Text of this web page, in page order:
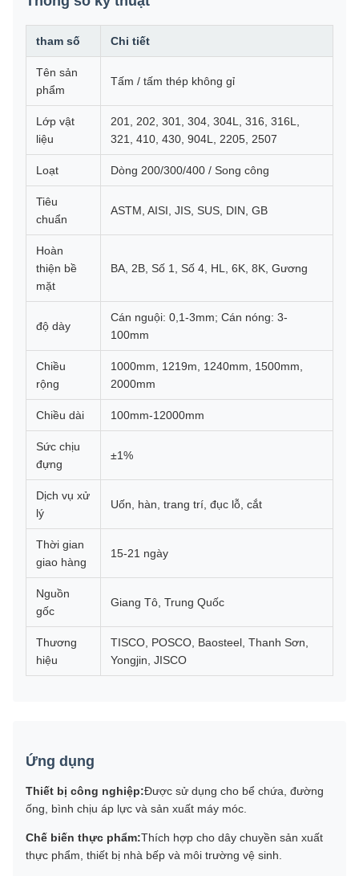
tham số Chi tiết
Tên sản
phẩm
Tấm / tấm thép không gỉ
Lớp vật
liệu
201, 202, 301, 304, 304L, 316, 316L,
321, 410, 430, 904L, 2205, 2507
Loạt Dòng 200/300/400 / Song công
Tiêu
chuẩn
ASTM, AISI, JIS, SUS, DIN, GB
Hoàn
thiện bề
mặt
BA, 2B, Số 1, Số 4, HL, 6K, 8K, Gương
độ dày
Cán nguội: 0,1-3mm; Cán nóng: 3-
100mm
Chiều
rộng
1000mm, 1219m, 1240mm, 1500mm,
2000mm
Chiều dài 100mm-12000mm
Sức chịu
đựng
±1%
Dịch vụ xử
lý
Uốn, hàn, trang trí, đục lỗ, cắt
Thời gian
giao hàng
15-21 ngày
Nguồn
gốc
Giang Tô, Trung Quốc
Thương
hiệu
TISCO, POSCO, Baosteel, Thanh Sơn,
Yongjin, JISCO
Ứng dụng
Thiết bị công nghiệp:Được sử dụng cho bể chứa, đường
ống, bình chịu áp lực và sản xuất máy móc.
Chế biến thực phẩm:Thích hợp cho dây chuyền sản xuất
thực phẩm, thiết bị nhà bếp và môi trường vệ sinh.